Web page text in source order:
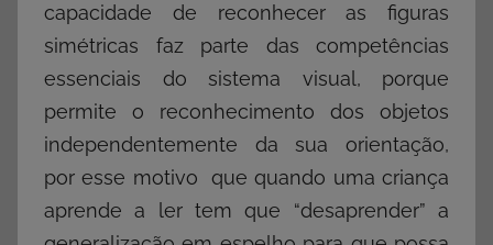
capacidade de reconhecer as figuras
simétricas faz parte das competências
essenciais do sistema visual, porque
permite o reconhecimento dos objetos
independentemente da sua orientação,
por esse motivo que quando uma criança
aprende a ler tem que “desaprender” a